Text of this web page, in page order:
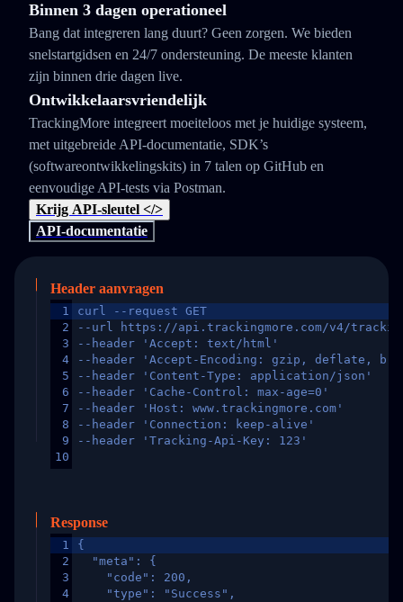
Binnen 3 dagen operationeel
Bang dat integreren lang duurt? Geen zorgen. We bieden
snelstartgidsen en 24/7 ondersteuning. De meeste klanten
zijn binnen drie dagen live.
Ontwikkelaarsvriendelijk
TrackingMore integreert moeiteloos met je huidige systeem,
met uitgebreide API-documentatie, SDK’s
(softwareontwikkelingskits) in 7 talen op GitHub en
eenvoudige API-tests via Postman.
Krijg API-sleutel </>
API-documentatie
Header aanvragen
1
2
3
4
5
6
7
8
9
10
curl --request GET
--url https://api.trackingmore.com/v4/trackings/
--header 'Accept: text/html'
--header 'Accept-Encoding: gzip, deflate,
--header 'Content-Type: application/json'
--header 'Cache-Control: max-age=0'
--header 'Host: www.trackingmore.com'
--header 'Connection: keep-alive'
--header 'Tracking-Api-Key: 123'
Response
1
2
3
4
{
  "meta": {
    "code": 200,
    "type": "Success",